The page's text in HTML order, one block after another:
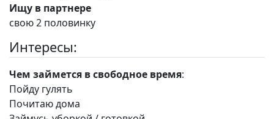
Ищу в партнере
свою 2 половинку
Интересы:
Чем займется в свободное время:
Пойду гулять
Почитаю дома